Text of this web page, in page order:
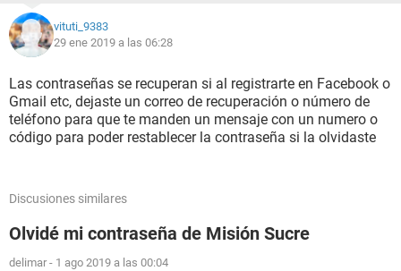
vituti_9383
29 ene 2019 a las 06:28
Las contraseñas se recuperan si al registrarte en Facebook o
Gmail etc, dejaste un correo de recuperación o número de
teléfono para que te manden un mensaje con un numero o
código para poder restablecer la contraseña si la olvidaste
Discusiones similares
Olvidé mi contraseña de Misión Sucre
delimar - 1 ago 2019 a las 00:04